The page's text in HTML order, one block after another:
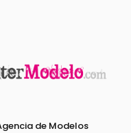
de Modelos